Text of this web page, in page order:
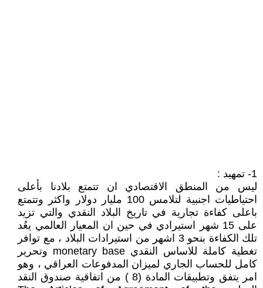
1- تمهيد :
ليس من المنطق الاقتصادي ان تتمتع بلادنا بأعلى
احتياطيات اجنبية لتلامس 100 مليار دولار واكثر وتتمتع
باعلى كفاءة تجارية في تاريخ البلاد النقدي والتي تزيد
على 15 شهر استيرادي في حين ان المعيار العالمي يعُد
تلك الكفاءة بنحو 3 اشهر من استيرادات البلاد ، مع توافر
تغطية كاملة للاساس النقدي monetary base وتحرير
كامل للحساب الجاري لميزان المدفوعات العراقي ، وهو
امر يتفق وتطبيقات المادة (8 ) من اتفاقية صندوق النقد